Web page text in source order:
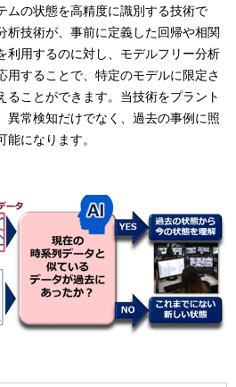
ムの状態を高精度に識別する技術で
析技術が、事前に定義した回帰や相関
利用するのに対し、モデルフリー分析
用することで、特定のモデルに限定さ
ることができます。当技術をプラント
異常検知だけでなく、過去の事例に照
になります。